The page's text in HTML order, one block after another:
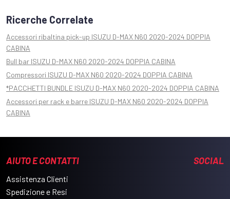
Ricerche Correlate
Accessori ribaltina pick-up ISUZU D-MAX N60 2020-2024 DOPPIA
CABINA
Bull bar ISUZU D-MAX N60 2020-2024 DOPPIA CABINA
Compressori ISUZU D-MAX N60 2020-2024 DOPPIA CABINA
*PACCHETTI BUNDLE ISUZU D-MAX N60 2020-2024 DOPPIA CABINA
Accessori per rack e barre ISUZU D-MAX N60 2020-2024 DOPPIA
CABINA
AIUTO E CONTATTI
Assistenza Clienti
Spedizione e Resi
SOCIAL